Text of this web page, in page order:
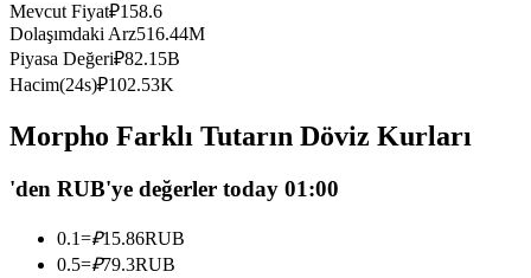
Kopya Ticaret
En iyi traderlarla güçlerinizi birleştirin
Mevcut Fiyat₽158.6
Dolaşımdaki Arz516.44M
Piyasa Değeri₽82.15B
Hacim(24s)₽102.53K
Morpho Farklı Tutarın Döviz Kurları
'den RUB'ye değerler today 01:00
0.1=₽15.86RUB
0.5=₽79.3RUB